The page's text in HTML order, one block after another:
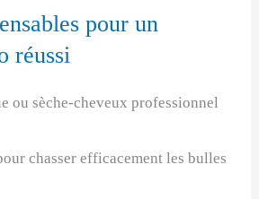
pour un
réussi
ou sèche-cheveux professionnel
chasser efficacement les bulles